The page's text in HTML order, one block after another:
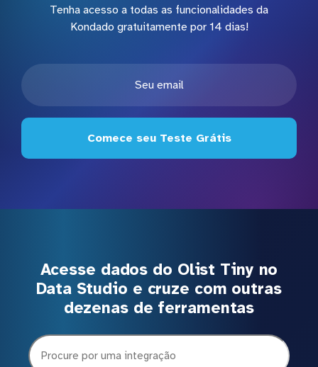
Tenha acesso a todas as funcionalidades da
Kondado gratuitamente por 14 dias!
Comece seu Teste Grátis
Acesse dados do Olist Tiny no
Data Studio e cruze com outras
dezenas de ferramentas